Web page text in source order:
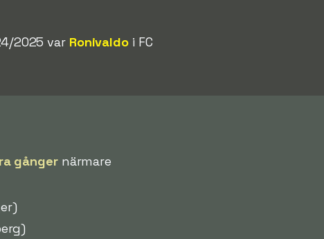
2025 var Ronivaldoi FC
gångernärmare